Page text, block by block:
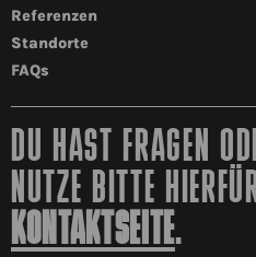
Referenzen
Standorte
FAQs
DU HAST FRAGEN
NUTZE BITTE
KONTAKTSEITE.